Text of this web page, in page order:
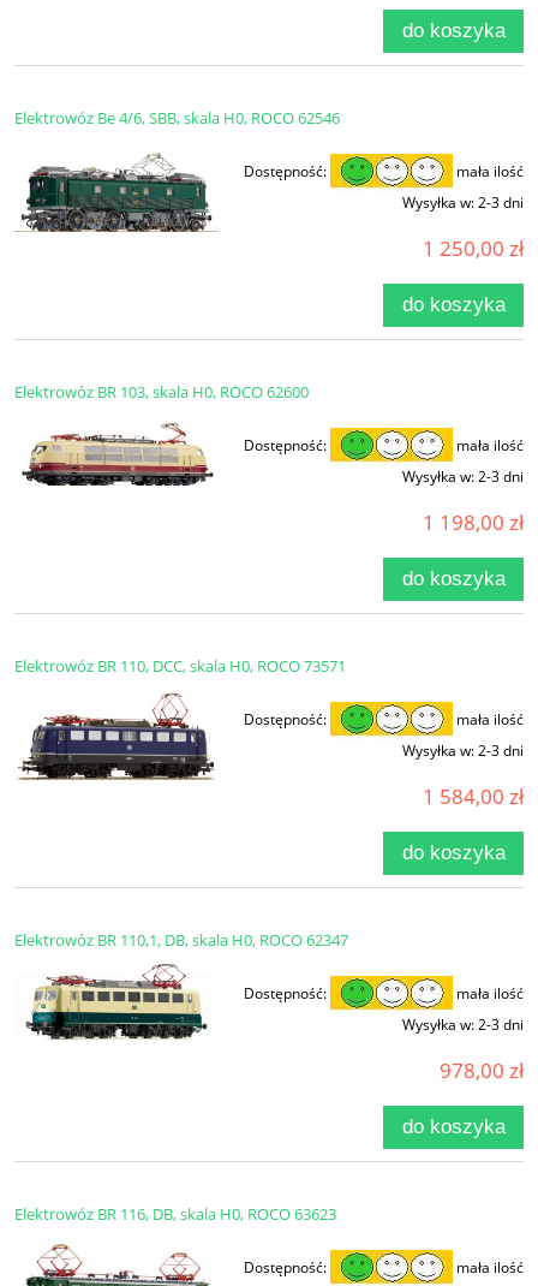
do koszyka
Elektrowóz Be 4/6, SBB, skala H0, ROCO 62546
Dostępność:
mała ilość
Wysyłka w:2-3 dni
1 250,00 zł
do koszyka
Elektrowóz BR 103, skala H0, ROCO 62600
Dostępność:
mała ilość
Wysyłka w:2-3 dni
1 198,00 zł
do koszyka
Elektrowóz BR 110, DCC, skala H0, ROCO 73571
Dostępność:
mała ilość
Wysyłka w:2-3 dni
1 584,00 zł
do koszyka
Elektrowóz BR 110,1, DB, skala H0, ROCO 62347
Dostępność:
mała ilość
Wysyłka w:2-3 dni
978,00 zł
do koszyka
Elektrowóz BR 116, DB, skala H0, ROCO 63623
Dostępność: mała ilość